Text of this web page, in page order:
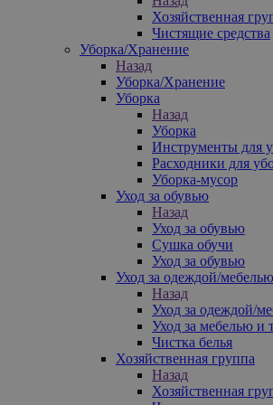
Хозяйственная
Чистящие средства
Уборка/Хранение
Назад
Уборка/Хранение
Уборка
Назад
Уборка
Инструменты для
Расходники для
Уборка-мусор
Уход за обувью
Назад
Уход за обувью
Сушка обучи
Уход за обувью
Уход за одеждой/
Назад
Уход за одеждой/
Уход за мебелью и
Чистка белья
Хозяйственная группа
Назад
Хозяйственная